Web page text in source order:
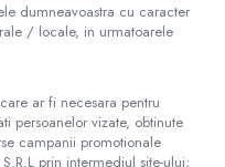
dumneavoastra cu caracter
/ locale, in urmatoarele
ar fi necesara pentru
persoanelor vizate, obtinute
campanii promotionale
prin intermediul site-ului;